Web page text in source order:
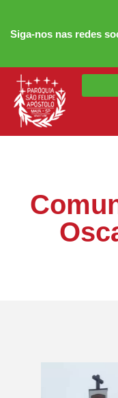
Siga-nos nas redes